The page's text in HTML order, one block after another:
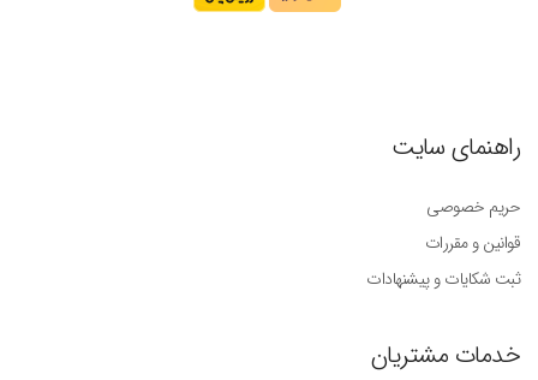
راهنمای سایت
حریم خصوصی
قوانین و مقررات
ثبت شکایات و پیشنهادات
خدمات مشتریان